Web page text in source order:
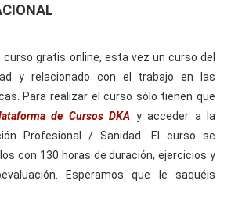
curso gratis online, esta vez un curso del
y relacionado con el trabajo en las
Para realizar el curso sólo tienen que
de Cursos DKA y acceder a la
Profesional / Sanidad. El curso se
con 130 horas de duración, ejercicios y
Esperamos que le saquéis